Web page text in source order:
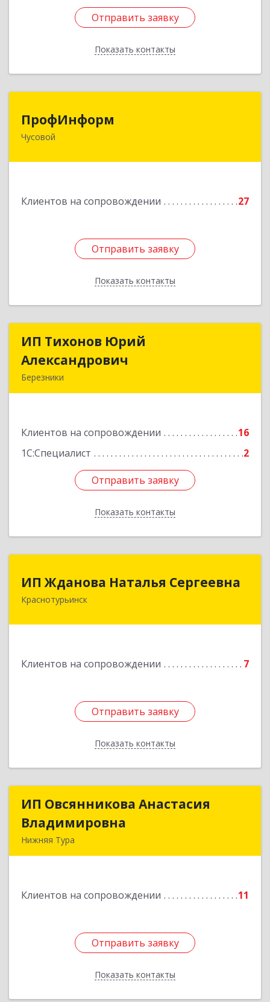
Отправить заявку
Показать контакты
Отправить заявку
Назад
ПрофИнформ
Чусовой
Клиентов на сопровождении 27
Отправить заявку
Показать контакты
618204, Пермский край, г.о. Чусовской, Чусовой
Отправить заявку
Назад
ИП Тихонов Юрий
Александрович
Березники
Клиентов на сопровождении
16
1С:Специалист
2
Отправить заявку
Показать контакты
ИП Тихонов Юрий
Подробнее
Отправить заявку
Назад
ИП Жданова Наталья Сергеевна
Краснотурьинск
Клиентов на сопровождении 7
Отправить заявку
Показать контакты
Отправить заявку
Назад
ИП Овсянникова Анастасия
Владимировна
Нижняя Тура
Клиентов на сопровождении 11
Отправить заявку
Показать контакты
ИП Овсянникова Анастасия
Подробнее
Отправить заявку
Назад